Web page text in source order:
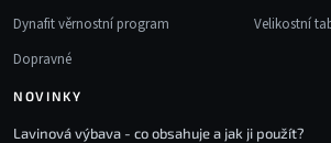
Dynafit věrnostní program
Dopravné
Velikostní
NOVINKY
Lavinová výbava - co obsahuje a jak ji použít?